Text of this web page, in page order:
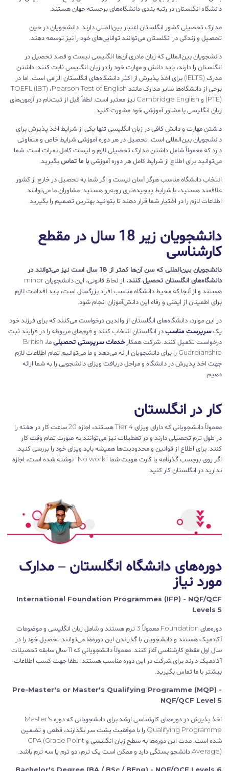
دانشگاه انگلستان در رتبه بندی دانشگاه‌های برجسته جهان هستند.
مدارک تحصیلی کشور انگلستان اعتبار بین‌المللی دارند. دانشجویان در حین
تحصیل و زندگی در انگلستان می‌توانند توانایی‌های خود را نیز توسعه دهند.
دانشجویان بین‌المللی که زبان مادری آن‌ها انگلیسی نیست و قصد تحصیل در
انگلستان را دارند، باید دانش و مهارت خود را در زبان انگلیسی ثابت کنند. داشتن
مدرک (IELTS) برای اخذ پذیرش از اکثر دانشگاه‌های انگلستان الزامی است. اما در
برخی از دانشگاه‌ها سایر مدارک مانند TOEFL (IBT) ،Pearson Test of English
(PTE) و Cambridge English نیز معتبر است. لطفاً قبل از ثبت‌نام در آزمون‌های
زبان انگلیسی با مشاور آموزشی خود مشورت کنید.
داشتن مهارت و دانش کافی در زبان انگلیسی تنها یکی از شرایط اخذ پذیرش برای
دانشجویان بین‌المللی است. تحصیل در هر دوره آموزشی شرایط خاص و متفاوتی
دارد که معمولاً شامل داشتن مدارک تحصیلی لازم و لیست کامل نمرات است. شما
می‌توانید برای اطلاع از شرایط کامل هر دوره آموزشیبا ما تماسبگیرید.
انتخاب دانشگاه مناسب هرگز آسان نیست و اگر شما به تحصیل در خارج از کشور
علاقمند هستید، با شرایط پیچیده‌تری رو‌به‌رو هستید. مشاوران ما می‌توانند
اطلاعات لازم را در اختیار شما قرار دهند تا بتوانید بهترین تصمیم را بگیرید.
دانشجویان زیر 18 سال در مقطع
کارشناسی
دانشجویان بین‌المللی که سن آن‌ها کمتر از 18 سال است نیز می‌توانند در
دانشگاه‌های انگلستان تحصیل کنند.
از لحاظ قانونی، این دانشجویان minor
هستند و از آنجا که محیط دانشگاه مناسب افراد بزرگسال است، باید اقدامات لازم
برای اطمینان از ایمنی و رفاه این دانش‌آموزان انجام شود.
در این موارد، دانشگاه‌های انگلستان از والدین درخواست می‌کنند که برای فرزند خود
یکسرپرست مناسبدر انگلستان انتخاب کنند و فرم‌های مربوطه را در فرایند ثبت
درخواست تکمیل کنند. شرکت همکارخدمات سرپرستی تحصیلی
ما، British
Guardianship را برای دانشجویان ارائه می‌دهد و ما می‌توانیم تمام اطلاعات لازم
جهت اخذ پذیرش در دانشگاه و مراحل دریافت ویزای دانشجویی را به شما ارائه
دهیم.
کار در انگلستان
معمولاً دانشجویانی که دارای ویزای Tier 4 هستند، اجازه 20 ساعت کار در هفته را
در طول ترم تحصیلی دارند و در تعطیلات نیز می‌توانند به صورت تمام وقت کار
کنند. برای اطلاع از قوانین و محدودیت‌ها همیشه باید ویزای خود را بررسی کنید.
اگر روی برچسب گذرنامه یا کارت هویت شما "No work" نوشته شده است، اجازه
ندارید در انگلستان کار کنید.
دوره‌های دانشگاه انگلستان – مدارک
مورد نیاز
International Foundation Programmes (IFP) - NQF/QCF
Levels 5
دوره‌های Foundation معمولاً 3 ترم هستند و شامل زبان انگلیسی و موضوعات
آکادمیک هستند و دانشجویان با گذراندن این دوره‌ها می‌توانند تحصیل خود را در
سال اول مقطع کارشناسی آغاز کنند. معمولاً دانشجویانی که 11 سال سابقه تحصیلات
آکادمیک دارند برای شرکت در این دوره مناسب هستند. لطفا جهت کسب اطلاعات
بیشتر با ما تماس بگیرید.
Pre-Master's or Master's Qualifying Programme (MQP) -
NQF/QCF Level 5
اخذ پذیرش در دوره‌های کارشناسی ارشد برای دانشجویانی که دوره Master's
Qualifying Programme را با موفقیت پشت سر بگذارند، قطعی و تضمین
شده است. مدت این دوره‌ها به سطح زبان انگلیسی و GPA (Grade Point
Average) دانشجو بستگی دارد و ممکن است یک ترم، دو ترم یا سه ترم باشد.